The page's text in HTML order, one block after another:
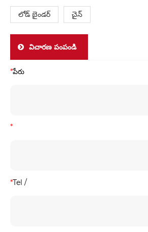
లోడ్ బైండర్ చైన్
విచారణ పంపండి
*పేరు
*
*Tel /